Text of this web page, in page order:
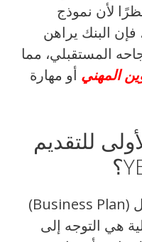
لأن نموذج
البنك يراهن
المستقبلي، مما
المهني أو مهارة
للتقديم
تبدأ الرحلة بإعداد خطة عمل (Business Plan)
هي التوجه إلى